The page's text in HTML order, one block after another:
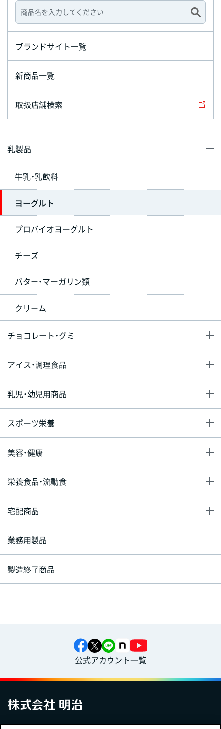
ブランドサイト一覧
新商品一覧
取扱店舗検索
乳製品
牛乳・乳飲料
ヨーグルト
プロバイオヨーグルト
チーズ
バター・マーガリン類
クリーム
チョコレート・グミ
アイス・調理食品
乳児・幼児用商品
スポーツ栄養
美容・健康
栄養食品・流動食
宅配商品
業務用製品
製造終了商品
公式アカウント一覧